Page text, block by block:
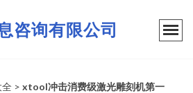
咨询有限公司
> xtool冲击消费级激光雕刻机第一